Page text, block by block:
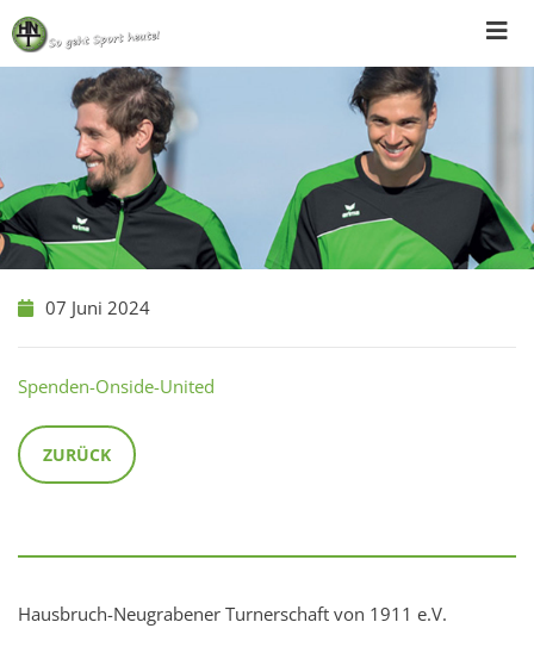
Skip
to
content
07 Juni 2024
Spenden-Onside-United
ZURÜCK
Hausbruch-Neugrabener Turnerschaft von 1911 e.V.